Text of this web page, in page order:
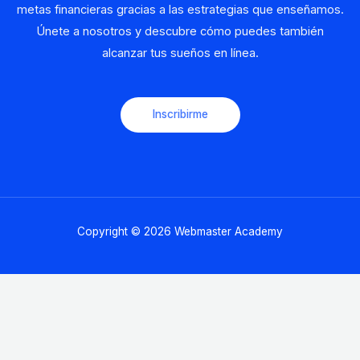
metas financieras gracias a las estrategias que enseñamos.
Únete a nosotros y descubre cómo puedes también
alcanzar tus sueños en línea.
Inscribirme
Copyright © 2026 Webmaster Academy